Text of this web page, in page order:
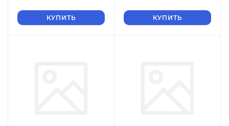
КУПИТЬ КУПИТЬ